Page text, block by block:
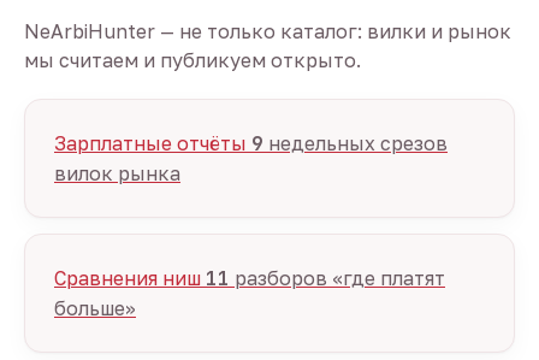
NeArbiHunter — не только каталог: вилки и рынок
мы считаем и публикуем открыто.
Зарплатные отчёты 9 недельных срезов
вилок рынка
Сравнения ниш 11 разборов «где платят
больше»